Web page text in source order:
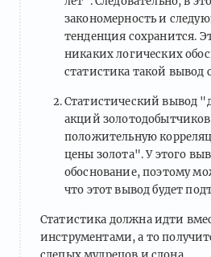
закономерность и
тенденция сохранится.
никаких логических
статистика такой вывод
Статистический вывод
акций
положительную
цены золота". У этого
обоснование, поэтому
что этот вывод будет
Статистика должна идти
инструментами, а то